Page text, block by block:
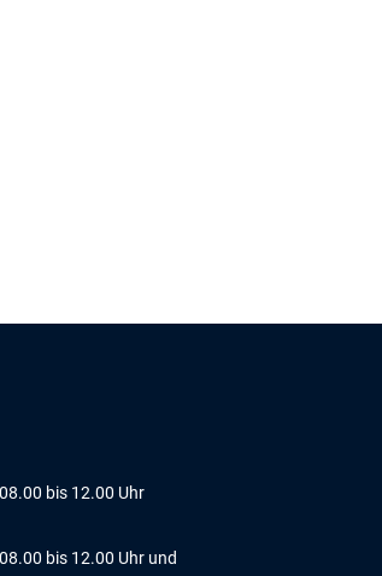
08.00 bis 12.00 Uhr
08.00 bis 12.00 Uhr und